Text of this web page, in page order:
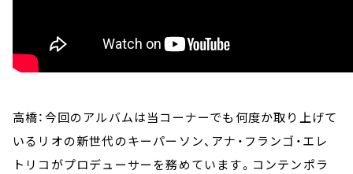
高橋：今回のアルバムは当コーナーでも何度か取り上げて
いるリオの新世代のキーパーソン、アナ・フランゴ・エレ
トリコがプロデューサーを務めています。コンテンポラ